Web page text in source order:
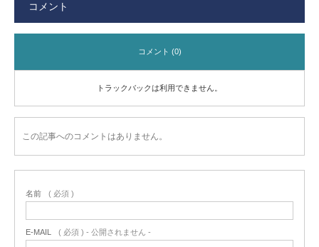
コメント
コメント (0)
トラックバックは利用できません。
この記事へのコメントはありません。
名前 ( 必須 )
E-MAIL ( 必須 ) - 公開されません -